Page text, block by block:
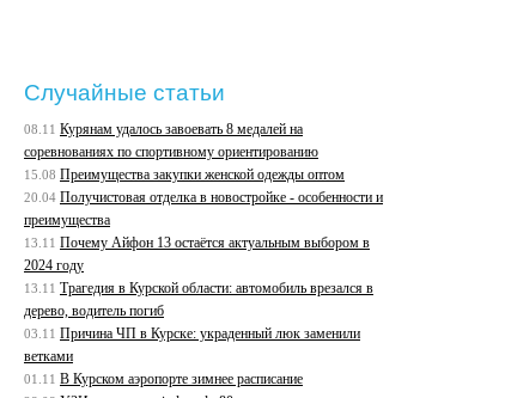
Случайные статьи
08.11 Курянам удалось завоевать 8 медалей на
соревнованиях по спортивному ориентированию
15.08 Преимущества закупки женской одежды оптом
20.04 Получистовая отделка в новостройке - особенности и
преимущества
13.11 Почему Айфон 13 остаётся актуальным выбором в
2024 году
13.11 Трагедия в Курской области: автомобиль врезался в
дерево, водитель погиб
03.11 Причина ЧП в Курске: украденный люк заменили
ветками
01.11 В Курском аэропорте зимнее расписание